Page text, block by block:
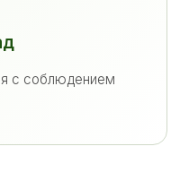
с соблюдением